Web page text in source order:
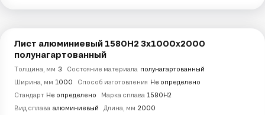
Лист алюминиевый 1580Н2 3х1000х2000
полунагартованный
Толщина, мм 3 Состояние материала полунагартованный
Ширина, мм 1000 Способ изготовления Не определено
Стандарт Не определено Марка сплава 1580Н2
Вид сплава алюминиевый Длина, мм 2000